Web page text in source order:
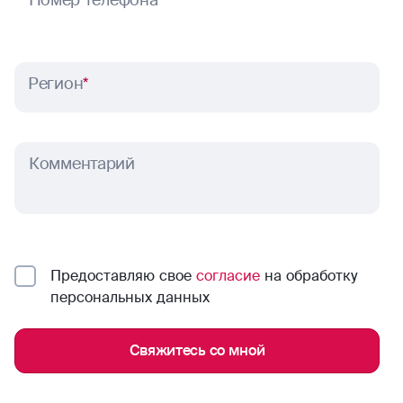
Регион*
Комментарий
Предоставляю свое согласие на обработку
персональных данных
Свяжитесь со мной